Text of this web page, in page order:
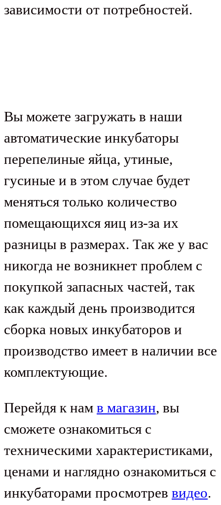
зависимости от потребностей.
Вы можете загружать в наши
автоматические инкубаторы
перепелиные яйца, утиные,
гусиные и в этом случае будет
меняться только количество
помещающихся яиц из-за их
разницы в размерах. Так же у вас
никогда не возникнет проблем с
покупкой запасных частей, так
как каждый день производится
сборка новых инкубаторов и
производство имеет в наличии все
комплектующие.
Перейдя к нам в магазин, вы
сможете ознакомиться с
техническими характеристиками,
ценами и наглядно ознакомиться с
инкубаторами просмотрев видео.